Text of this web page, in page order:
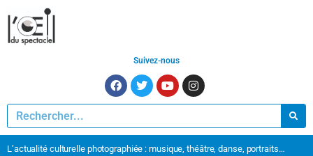
Suivez-nous
L’actualité culturelle photographiée : musique, théâtre, danse, portraits…